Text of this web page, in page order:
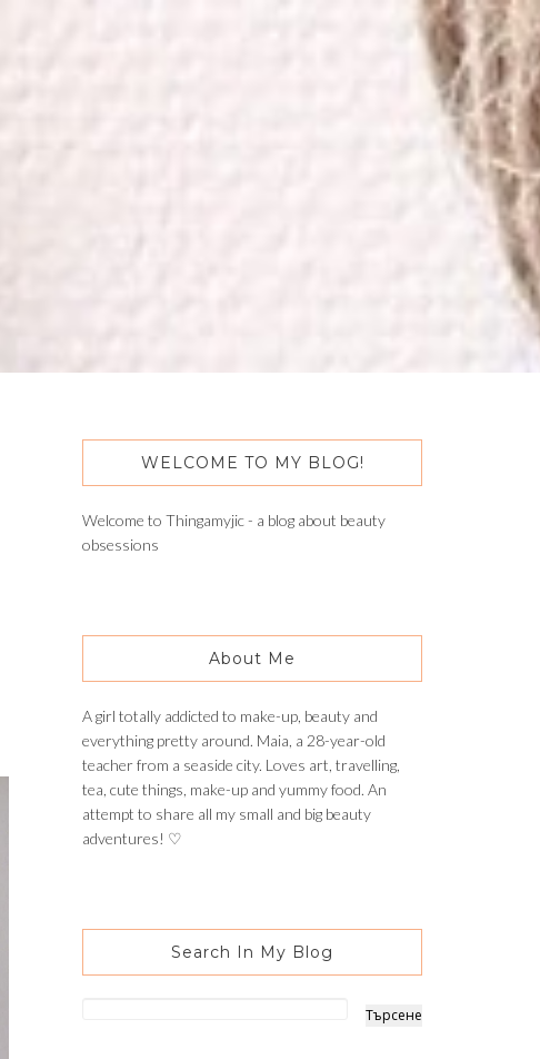
WELCOME TO MY BLOG!
Welcome to Thingamyjic - a blog about beauty
obsessions
About Me
A girl totally addicted to make-up, beauty and
everything pretty around. Maia, a 28-year-old
teacher from a seaside city. Loves art, travelling,
tea, cute things, make-up and yummy food. An
attempt to share all my small and big beauty
adventures! ♡
Search In My Blog